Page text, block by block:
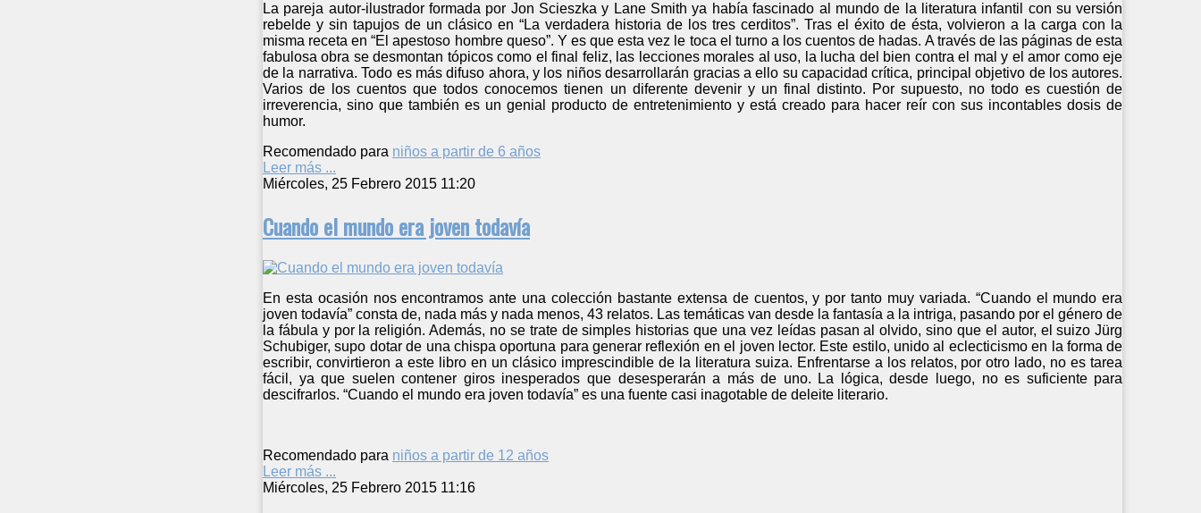
La pareja autor-ilustrador formada por Jon Scieszka y Lane Smith ya había fascinado al mundo de la literatura infantil con su versión
rebelde y sin tapujos de un clásico en “La verdadera historia de los tres cerditos”. Tras el éxito de ésta, volvieron a la carga con la
misma receta en “El apestoso hombre queso”. Y es que esta vez le toca el turno a los cuentos de hadas. A través de las páginas de esta
fabulosa obra se desmontan tópicos como el final feliz, las lecciones morales al uso, la lucha del bien contra el mal y el amor como eje
de la narrativa. Todo es más difuso ahora, y los niños desarrollarán gracias a ello su capacidad crítica, principal objetivo de los autores.
Varios de los cuentos que todos conocemos tienen un diferente devenir y un final distinto. Por supuesto, no todo es cuestión de
irreverencia, sino que también es un genial producto de entretenimiento y está creado para hacer reír con sus incontables dosis de
humor.
Recomendado para niños a partir de 6 años
Leer más ...
Miércoles, 25 Febrero 2015 11:20
Cuando el mundo era joven todavía
En esta ocasión nos encontramos ante una colección bastante extensa de cuentos, y por tanto muy variada. “Cuando el mundo era
joven todavía” consta de, nada más y nada menos, 43 relatos. Las temáticas van desde la fantasía a la intriga, pasando por el género de
la fábula y por la religión. Además, no se trate de simples historias que una vez leídas pasan al olvido, sino que el autor, el suizo Jürg
Schubiger, supo dotar de una chispa oportuna para generar reflexión en el joven lector. Este estilo, unido al eclecticismo en la forma de
escribir, convirtieron a este libro en un clásico imprescindible de la literatura suiza. Enfrentarse a los relatos, por otro lado, no es tarea
fácil, ya que suelen contener giros inesperados que desesperarán a más de uno. La lógica, desde luego, no es suficiente para
descifrarlos. “Cuando el mundo era joven todavía” es una fuente casi inagotable de deleite literario.
Recomendado para niños a partir de 12 años
Leer más ...
Miércoles, 25 Febrero 2015 11:16